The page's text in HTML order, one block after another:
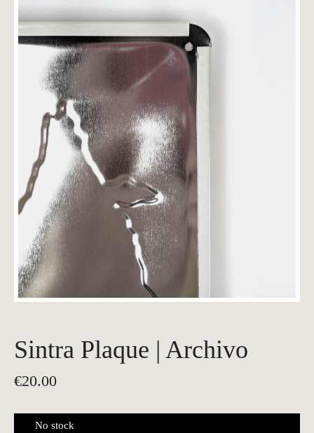
Sintra Plaque | Archivo
€20.00
No stock